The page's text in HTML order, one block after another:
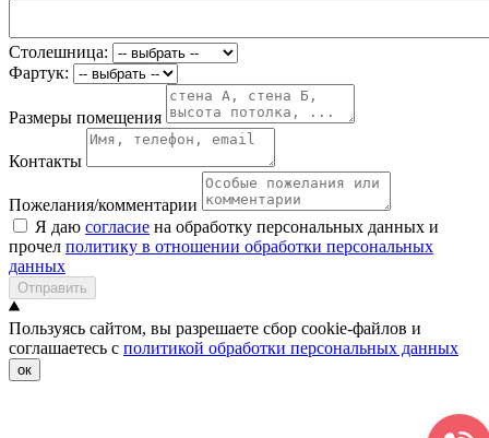
Столешница:
Фартук:
Размеры помещения
Контакты
Пожелания/комментарии
Я даю согласие на обработку персональных данных и
прочел политику в отношении обработки персональных
данных
Отправить
Пользуясь сайтом, вы разрешаете сбор cookie-файлов и
соглашаетесь с политикой обработки персональных данных
ок